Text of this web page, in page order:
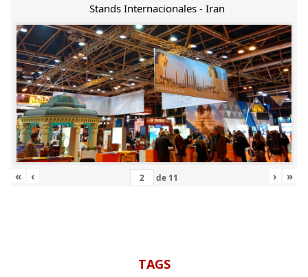
Stands Internacionales - Iran
« ‹ de 11 › »
TAGS